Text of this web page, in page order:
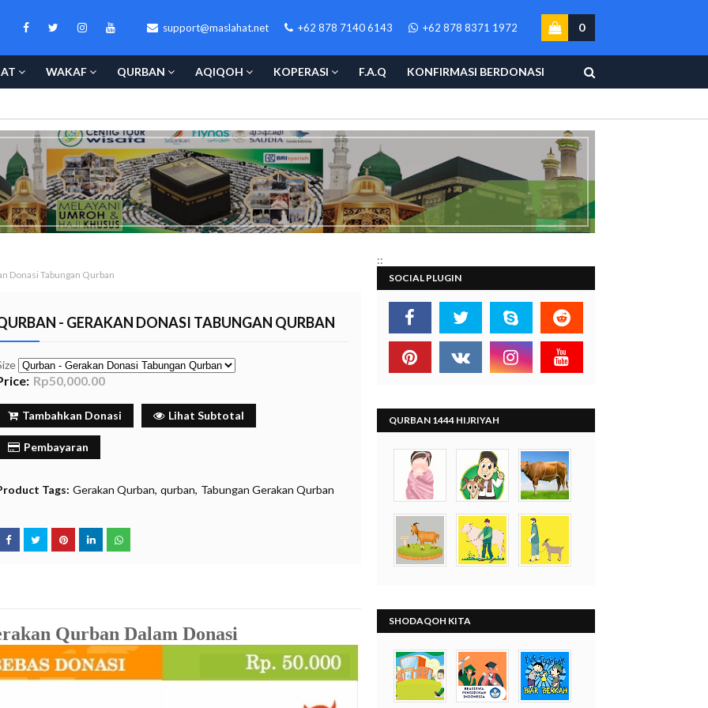
support@maslahat.net +62 878 7140 6143 +62 878 8371 1972 0
WAKAF QURBAN AQIQOH KOPERASI F.A.Q KONFIRMASI BERDONASI
Donasi Tabungan Qurban
- GERAKAN DONASI TABUNGAN QURBAN
Rp50,000.00
Tambahkan Donasi Lihat Subtotal
Pembayaran
Tags: Gerakan Qurban qurban Tabungan Gerakan Qurban
Qurban Dalam Donasi
::
SOCIAL PLUGIN
QURBAN 1444 HIJRIYAH
SHODAQOH KITA